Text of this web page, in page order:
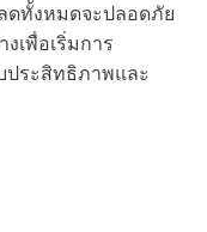
ดทั้งหมดจะปลอดภัย
เพื่อเริ่มการ
ระสิทธิภาพและ